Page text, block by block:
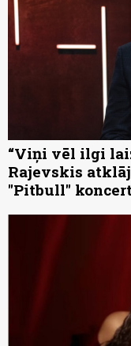
“Viņi vēl ilgi
Rajevskis
"Pitbull"